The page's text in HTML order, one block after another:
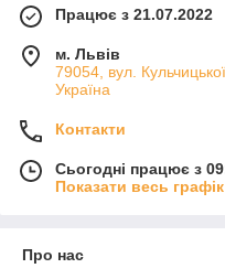
Працює з 21.07.2022
м. Львів
79054, вул.
Україна
Контакти
Сьогодні працює з
Показати весь
Про нас